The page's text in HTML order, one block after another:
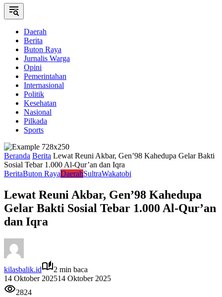
Daerah
Berita
Buton Raya
Jurnalis Warga
Opini
Pemerintahan
Internasional
Politik
Kesehatan
Nasional
Pilkada
Sports
Beranda Berita Lewat Reuni Akbar, Gen’98 Kahedupa Gelar Bakti
Sosial Tebar 1.000 Al-Qur’an dan Iqra
BeritaButon RayaDaerahSultraWakatobi
Lewat Reuni Akbar, Gen’98 Kahedupa
Gelar Bakti Sosial Tebar 1.000 Al-Qur’an
dan Iqra
kilasbalik.id
2 min baca
14 Oktober 202514 Oktober 2025
2824